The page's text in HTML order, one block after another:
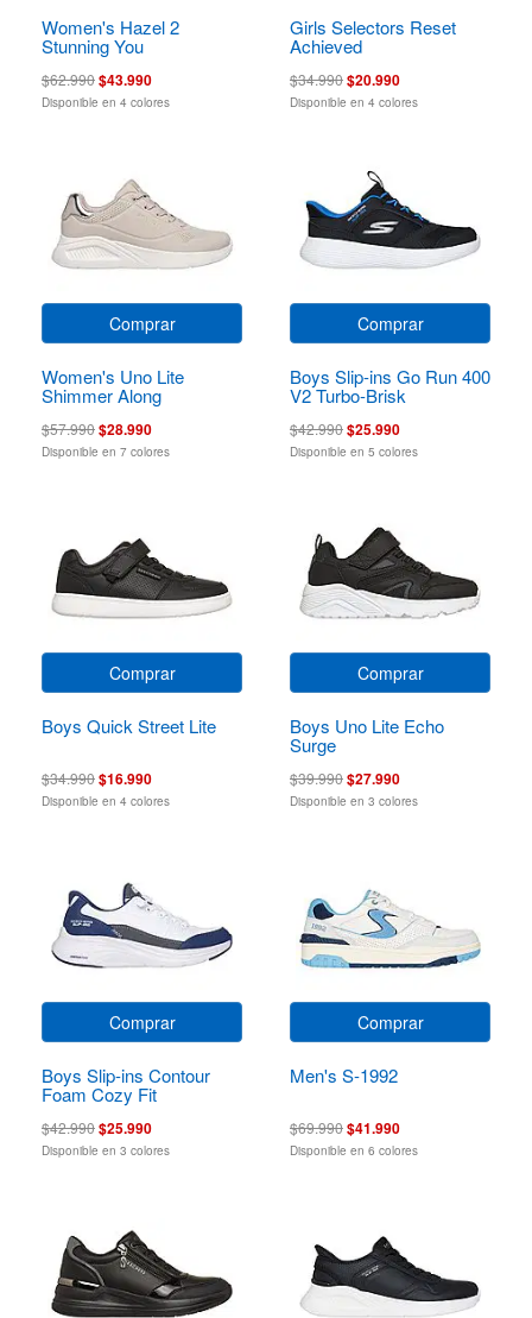
Women's Hazel 2
Stunning You
$62.990$43.990
Disponible en 4 colores
Girls Selectors Reset
Achieved
$34.990$20.990
Disponible en 4 colores
Comprar
Women's Uno Lite
Shimmer Along
$57.990$28.990
Disponible en 7 colores
Comprar
Boys Slip-ins Go Run 400
V2 Turbo-Brisk
$42.990$25.990
Disponible en 5 colores
Comprar
Boys Quick Street Lite
$34.990$16.990
Disponible en 4 colores
Comprar
Boys Uno Lite Echo
Surge
$39.990$27.990
Disponible en 3 colores
Comprar
Boys Slip-ins Contour
Foam Cozy Fit
$42.990$25.990
Disponible en 3 colores
Comprar
Men's S-1992
$69.990$41.990
Disponible en 6 colores